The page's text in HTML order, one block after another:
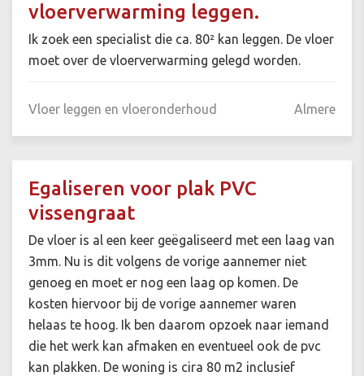
vloerverwarming leggen.
Ik zoek een specialist die ca. 80² kan leggen. De vloer
moet over de vloerverwarming gelegd worden.
Vloer leggen en vloeronderhoud Almere
Egaliseren voor plak PVC
vissengraat
De vloer is al een keer geëgaliseerd met een laag van
3mm. Nu is dit volgens de vorige aannemer niet
genoeg en moet er nog een laag op komen. De
kosten hiervoor bij de vorige aannemer waren
helaas te hoog. Ik ben daarom opzoek naar iemand
die het werk kan afmaken en eventueel ook de pvc
kan plakken. De woning is cira 80 m2 inclusief